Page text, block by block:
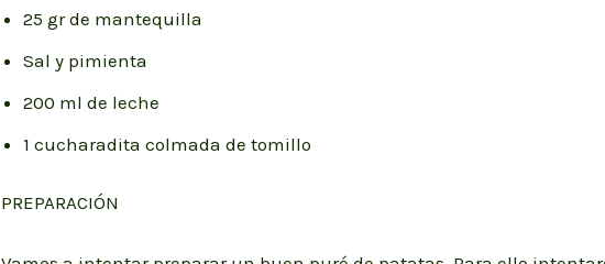
25 gr de mantequilla
Sal y pimienta
200 ml de leche
1 cucharadita colmada de tomillo
PREPARACIÓN